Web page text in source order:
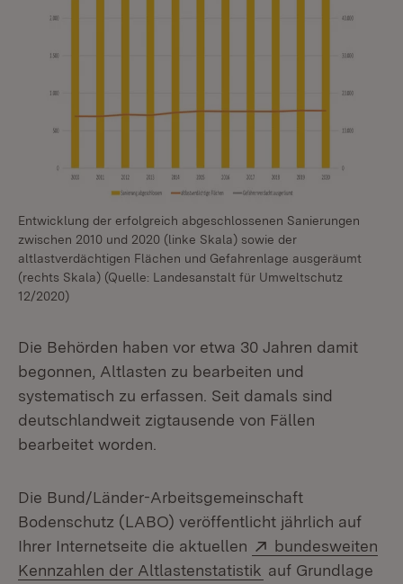
Entwicklung der erfolgreich abgeschlossenen Sanierungen
zwischen 2010 und 2020 (linke Skala) sowie der
altlastverdächtigen Flächen und Gefahrenlage ausgeräumt
(rechts Skala) (Quelle: Landesanstalt für Umweltschutz
12/2020)
Die Behörden haben vor etwa 30 Jahren damit
begonnen, Altlasten zu bearbeiten und
systematisch zu erfassen. Seit damals sind
deutschlandweit zigtausende von Fällen
bearbeitet worden.
Die Bund/Länder-Arbeitsgemeinschaft
Bodenschutz (LABO) veröffentlicht jährlich auf
Ihrer Internetseite die aktuellen
Extern:
bundesweiten
Kennzahlen der Altlastenstatistik (Öffnet in neuem
auf Grundlage